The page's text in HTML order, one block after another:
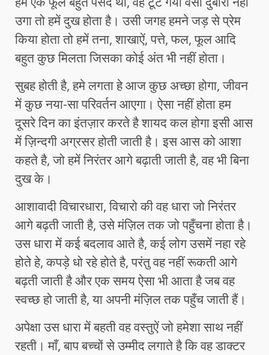
उगा तो हमें दुख होता है। उसी जगह हमने जड़ से प्रेम
किया होता तो हमें तना, शाखाऐं, पत्ते, फल, फूल आदि
बहुत कुछ मिलता जिसका कोई अंत भी नहीं होता।
सुबह होती है, हमे लगता हे आज कुछ अच्छा होगा, जीवन
में कुछ नया-सा परिवर्तन आएगा। ऐसा नहीं होता हम
दूसरे दिन का इंतज़ार करते है शायद कल होगा इसी आस
में ज़िन्दगी अग्रसर होती जाती है। इस आस को आशा
कहते है, जो हमें निरंतर आगे बढ़ाती जाती है, वह भी बिना
दुख के।
आशावादी विचारधारा, विचारो की वह धारा जो निरंतर
आगे बढ़ती जाती है, उसे मंज़िल तक जो पहुँचना होता है।
उस धारा में कई बदलाव आते है, कई लोग उसमें नहा रहे
होते हे, कपड़े धो रहे होते है, परंतु वह नहीं रूकती आगे
बढ़ती जाती है और एक समय ऐसा भी आता है जब वह
स्वच्छ हो जाती है, या अपनी मंज़िल तक पहुँच जाती हैं।
अपेक्षा उस धारा में बहती वह वस्तुऐं जो हमेशा साथ नहीं
रहती। माँ, बाप बच्चों से उम्मीद लगाते है कि वह डाक्टर